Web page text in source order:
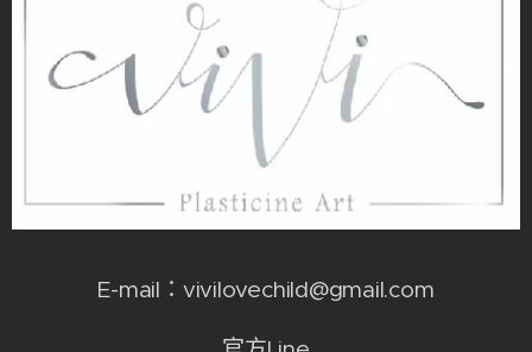
E-mail：vivilovechild@gmail.com